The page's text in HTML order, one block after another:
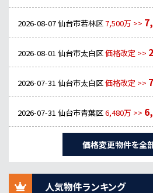
2026-08-07仙台市若林区7,500万 >>
2026-08-01 仙台市太白区価格改定 >>
2026-07-31 仙台市太白区価格改定 >>
2026-07-31 仙台市青葉区6,480万 >>
価格変更物件を全
人気物件ランキング